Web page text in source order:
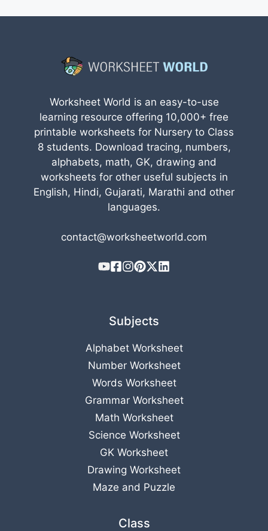
Worksheet World is an easy-to-use
learning resource offering 10,000+ free
printable worksheets for Nursery to Class
8 students. Download tracing, numbers,
alphabets, math, GK, drawing and
worksheets for other useful subjects in
English, Hindi, Gujarati, Marathi and other
languages.
contact@worksheetworld.com
Subjects
Alphabet Worksheet
Number Worksheet
Words Worksheet
Grammar Worksheet
Math Worksheet
Science Worksheet
GK Worksheet
Drawing Worksheet
Maze and Puzzle
Class